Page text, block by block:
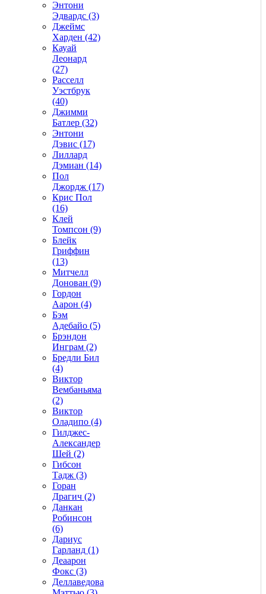
Энтони
Эдвардс (3)
Джеймс
Харден (42)
Кауай
Леонард
(27)
Расселл
Уэстбрук
(40)
Джимми
Батлер (32)
Энтони
Дэвис (17)
Лиллард
Дэмиан (14)
Пол
Джордж (17)
Крис Пол
(16)
Клей
Томпсон (9)
Блейк
Гриффин
(13)
Митчелл
Донован (9)
Гордон
Аарон (4)
Бэм
Адебайо (5)
Брэндон
Инграм (2)
Бредли Бил
(4)
Виктор
Вембаньяма
(2)
Виктор
Оладипо (4)
Гилджес-
Александер
Шей (2)
Гибсон
Тадж (3)
Горан
Драгич (2)
Данкан
Робинсон
(6)
Дариус
Гарланд (1)
Деаарон
Фокс (3)
Деллаведова